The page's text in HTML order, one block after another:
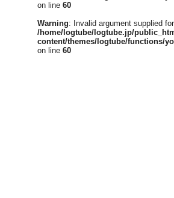
on line 60
Warning: Invalid argument supplied
/home/logtube/logtube.jp/
content/themes/logtube/functions/
on line 60